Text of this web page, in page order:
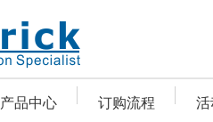
产品中心 订购流程 活